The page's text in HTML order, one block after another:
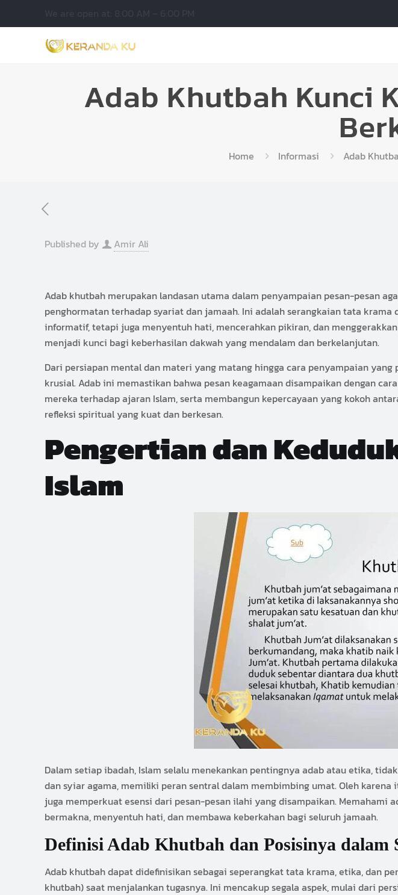
Adab Khutbah Kunci
Home Informasi Adab
Published by Amir Ali
Adab khutbah merupakan landasan utama dalam penyampaian pesan-pesan
penghormatan terhadap syariat dan jamaah. Ini adalah serangkaian tata
informatif, tetapi juga menyentuh hati, mencerahkan pikiran, dan
menjadi kunci bagi keberhasilan dakwah yang mendalam dan berkelanjutan.
Dari persiapan mental dan materi yang matang hingga cara penyampaian
krusial. Adab ini memastikan bahwa pesan keagamaan disampaikan dengan
mereka terhadap ajaran Islam, serta membangun kepercayaan yang kokoh
refleksi spiritual yang kuat dan berkesan.
Pengertian dan
Islam
Dalam setiap ibadah, Islam selalu menekankan pentingnya adab atau etika,
dan syiar agama, memiliki peran sentral dalam membimbing umat. Oleh
juga memperkuat esensi dari pesan-pesan ilahi yang disampaikan.
bermakna, menyentuh hati, dan membawa keberkahan bagi seluruh jamaah.
Definisi Adab Khutbah dan Posisinya dalam
Adab khutbah dapat didefinisikan sebagai seperangkat tata krama, etika, dan
khutbah) saat menjalankan tugasnya. Ini mencakup segala aspek, mulai dari